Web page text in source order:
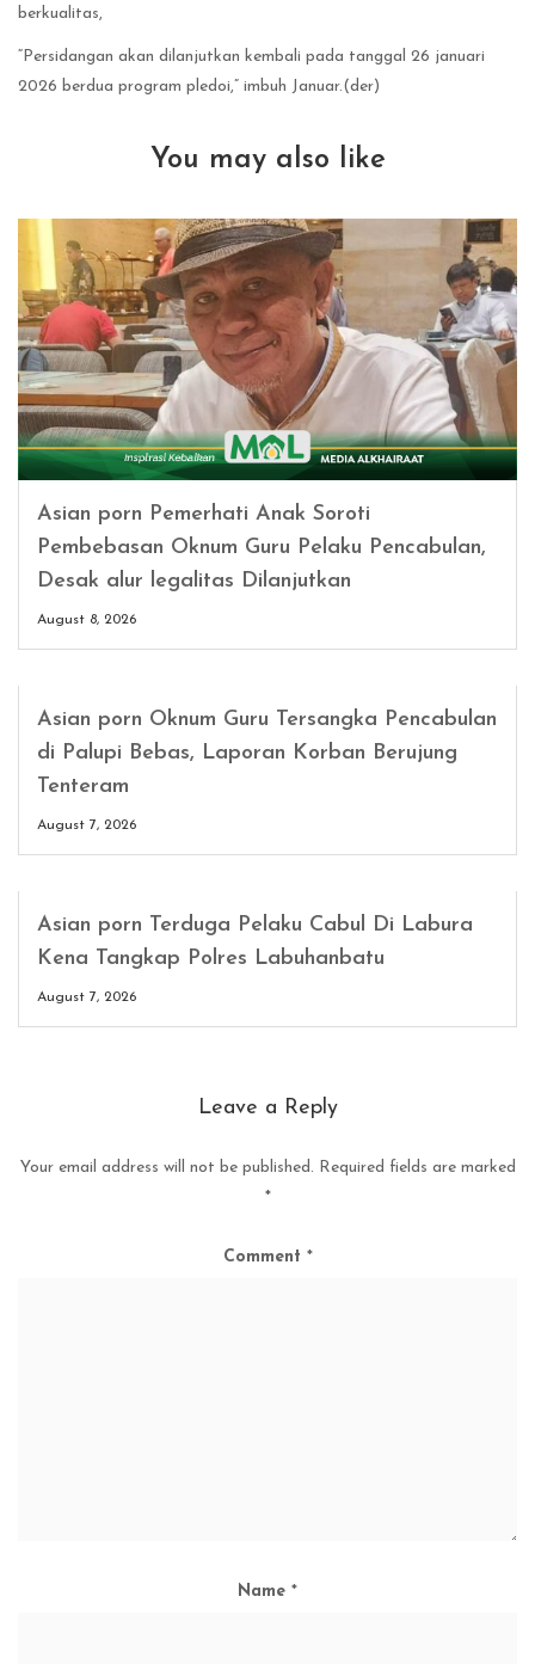
berkualitas,
“Persidangan akan dilanjutkan kembali pada tanggal 26 januari
2026 berdua program pledoi,” imbuh Januar.(der)
You may also like
Asian porn Pemerhati Anak Soroti
Pembebasan Oknum Guru Pelaku Pencabulan,
Desak alur legalitas Dilanjutkan
August 8, 2026
Asian porn Oknum Guru Tersangka Pencabulan
di Palupi Bebas, Laporan Korban Berujung
Tenteram
August 7, 2026
Asian porn Terduga Pelaku Cabul Di Labura
Kena Tangkap Polres Labuhanbatu
August 7, 2026
Leave a Reply
Your email address will not be published. Required fields are marked
*
Comment *
Name *